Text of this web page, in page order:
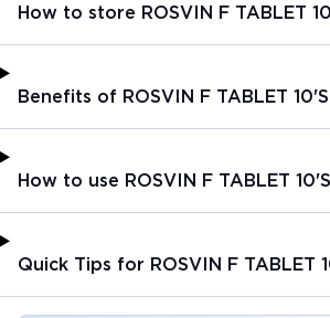
How to store ROSVIN F TABLET
Benefits of ROSVIN F TABLET 10'S
How to use ROSVIN F TABLET 10'S
Quick Tips for ROSVIN F TABLET